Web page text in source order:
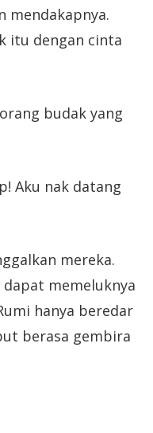
mendakapnya.
itu dengan cinta
budak yang
Aku nak datang
mereka.
memeluknya
hanya beredar
berasa gembira